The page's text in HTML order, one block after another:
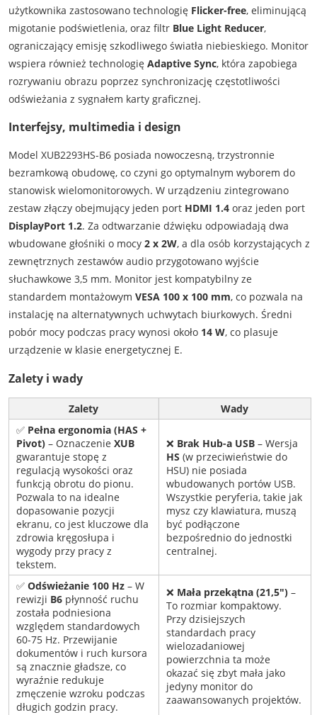
użytkownika zastosowano technologię Flicker-free, eliminującą
migotanie podświetlenia, oraz filtr Blue Light Reducer,
ograniczający emisję szkodliwego światła niebieskiego. Monitor
wspiera również technologię Adaptive Sync, która zapobiega
rozrywaniu obrazu poprzez synchronizację częstotliwości
odświeżania z sygnałem karty graficznej.
Interfejsy, multimedia i design
Model XUB2293HS-B6 posiada nowoczesną, trzystronnie
bezramkową obudowę, co czyni go optymalnym wyborem do
stanowisk wielomonitorowych. W urządzeniu zintegrowano
zestaw złączy obejmujący jeden port HDMI 1.4oraz jeden port
DisplayPort 1.2. Za odtwarzanie dźwięku odpowiadają dwa
wbudowane głośniki o mocy 2 x 2W, a dla osób korzystających z
zewnętrznych zestawów audio przygotowano wyjście
słuchawkowe 3,5 mm. Monitor jest kompatybilny ze
standardem montażowym VESA 100 x 100 mm, co pozwala na
instalację na alternatywnych uchwytach biurkowych. Średni
pobór mocy podczas pracy wynosi około 14 W, co plasuje
urządzenie w klasie energetycznej E.
Zalety i wady
Zalety
Wady
✅ Pełna ergonomia (HAS +
Pivot)– Oznaczenie XUB
gwarantuje stopę z
regulacją wysokości oraz
funkcją obrotu do pionu.
Pozwala to na idealne
dopasowanie pozycji
ekranu, co jest kluczowe dla
zdrowia kręgosłupa i
wygody przy pracy z
tekstem.
❌ Brak Hub-a USB– Wersja
HS (w przeciwieństwie do
HSU) nie posiada
wbudowanych portów USB.
Wszystkie peryferia, takie jak
mysz czy klawiatura, muszą
być podłączone
bezpośrednio do jednostki
centralnej.
✅ Odświeżanie 100 Hz– W
rewizji B6płynność ruchu
została podniesiona
względem standardowych
60-75 Hz. Przewijanie
dokumentów i ruch kursora
są znacznie gładsze, co
wyraźnie redukuje
zmęczenie wzroku podczas
długich godzin pracy.
❌ Mała przekątna (21,5")–
To rozmiar kompaktowy.
Przy dzisiejszych
standardach pracy
wielozadaniowej
powierzchnia ta może
okazać się zbyt mała jako
jedyny monitor do
zaawansowanych projektów.